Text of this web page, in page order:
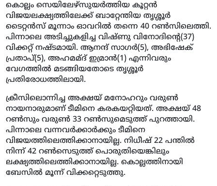
കൊല്ലം സെയിലേഴ്‌സുയര്‍ത്തിയ കൂറ്റന്‍
വിജയലക്ഷ്യത്തിലേക്ക് ബാറ്റേന്തിയ തൃശ്ശൂര്‍
ടൈറ്റന്‍സ് മൂന്നാം ഓവറില്‍ തന്നെ 40 റണ്‍സിലെത്തി.
പിന്നാലെ അടിച്ചുകളിച്ച വിഷ്ണു വിനോദിന്റെ(37)
വിക്കറ്റ് നഷ്ടമായി. ആനന്ദ് സാഗര്‍(5), അഭിഷേക്
പ്രതാപ്(5), അഹമമ്ദ് ഇമ്രാന്‍(1) എന്നിവരും
വേഗത്തില്‍ മടങ്ങിയതോടെ തൃശ്ശൂര്‍
പ്രതിരോധത്തിലായി.
ക്രീസിലൊന്നിച്ച അക്ഷയ് മനോഹറും വരുണ്‍
നായനാരുമാണ് ടീമിനെ കരകയറ്റിയത്. അക്ഷയ് 48
റണ്‍സും വരുണ്‍ 33 റണ്‍സുമെടുത്ത് പുറത്തായി.
പിന്നാലെ വന്നവര്‍ക്കാര്‍ക്കും ടീമിനെ
വിജയത്തിലെത്തിക്കാനായില്ല. നിധീഷ് 22 പന്തില്‍
നിന്ന് 42 റണ്‍സെടുത്ത് പൊരുതിയെങ്കിലും
ലക്ഷ്യത്തിലെത്തിക്കാനായില്ല. കൊല്ലത്തിനായി
ബേസില്‍ മൂന്ന് വിക്കറ്റെടുത്തു.